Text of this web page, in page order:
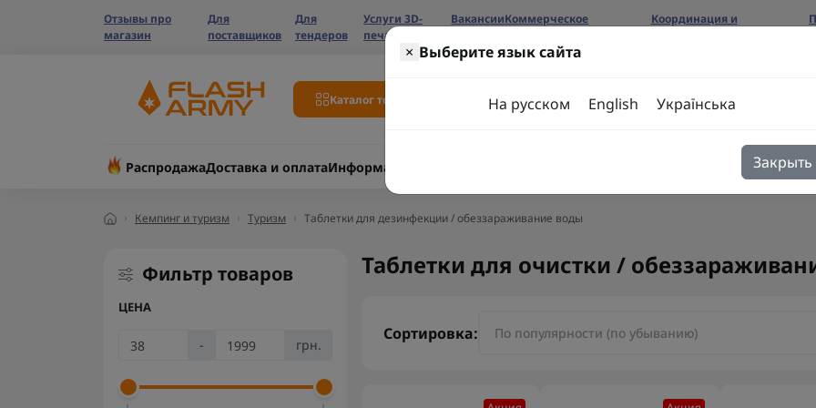
Отзывы про
магазин
Для
поставщиков
Для
тендеров
Услуги 3D-
печати
ВакансииКоммерческое
Координация и
Каталог товаров
РаспродажаДоставка и оплатаИнформация
Кемпинг и туризм Туризм Таблетки для дезинфекции / обеззараживание воды
× Выберите язык сайта
На русском English Українська
Закрыть
Фильтр товаров
ЦЕНА
- грн.
Таблетки для очистки /
Сортировка: